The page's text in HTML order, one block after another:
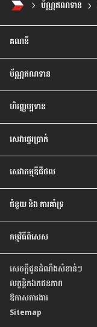
ប័ណ្ណឥណទាន
គណនី
គណនីកុមារ
គណនីបញ្ញើសំចៃ
គណនីសន្សំជាប្រាក់រៀល
គណនីបញ្ញើ មានកាលកំណត់
គណនីបញ្ញើ មានកាលកំណត់ ប្
គណនីបញ្ញើមានកាលកំណត់ រូ
គណនីសន្សំវៃឆ្លាត
គណនីប្រាក់បៀវត្សវៃឆ្លាត
ប័ណ្ណឥណទាន
ប័ណ្ណឥណទាន CIMB Visa
ប័ណ្ណឥណទាន CIMB
បទប្បញ្ញត្តិ និងលក្ខខណ្ឌរបស់
ហិរញ្ញប្បទាន
ឥណទានគេហដ្ឋាន
ឥណទានរថយន្ត
ឥណទានបុគ្គល
ឥណទានប្រាក់បៀវត្ស
ឥណទានកែលម្អគេហដ្ឋាន
សេវា​ផ្ទេរ​ប្រាក់
សេវាផ្ទេរប្រាក់ Telegraph
សេវាកម្មឌីជីថល
សេវាធនាគារដោយខ្លួនឯង
ជំនួយ និង ការគាំទ្រ
អត្រា និង ការបង់ប្រាក់
សំណួរ ដែលសួរញឹកញាប់
ទំនាក់ទំនងយើងខ្ញុំ
មកកាន់ទីតាំងយើងខ្ញុំ
គោលការណ៍ ស្តីពីការផ្តល់ តម្ល
របាយការណ៍ប្រចាំឆ្នាំ
កម្មវិធីពិសេស
កម្មវិធីពិសេសថ្មីៗ
កម្មវិធីពិសេស សម្រាប់ប័ណ្ណឥណ
សេចក្តីជូនដំណឹងសំខាន់ៗ
លក្ខន្តិកឯកជនភាព
ឱកាសការងារ
Sitemap